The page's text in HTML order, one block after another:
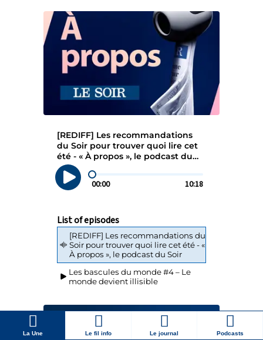
La Une Le fil info Le journal Podcasts